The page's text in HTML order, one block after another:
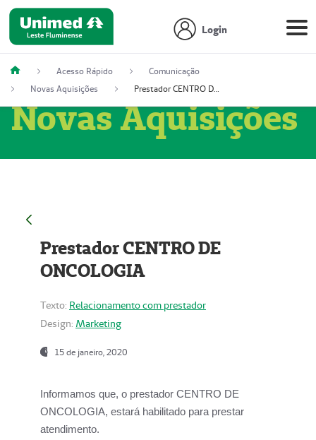
Login
Acesso Rápido
Comunicação
Novas Aquisições
Prestador CENTRO DE ONCOLOGIA
Novas Aquisições
Prestador CENTRO DE
ONCOLOGIA
Texto: Relacionamento com prestador
Design: Marketing
15 de janeiro, 2020
Informamos que, o prestador CENTRO DE
ONCOLOGIA, estará habilitado para prestar
atendimento.